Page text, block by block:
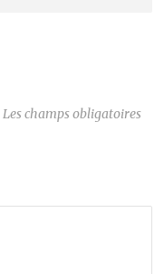
Les champs obligatoires